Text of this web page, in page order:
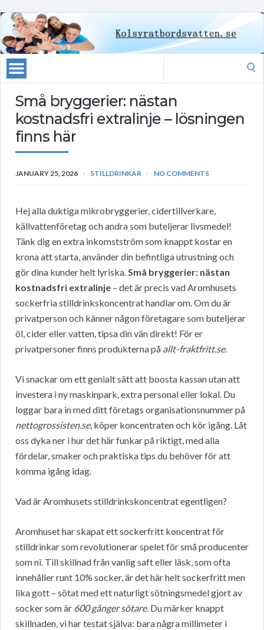
Små bryggerier: nästan
kostnadsfri extralinje – lösningen
finns här
JANUARY 25, 2026 STILLDRINKAR NO COMMENTS
Hej alla duktiga mikrobryggerier, cidertillverkare,
källvattenföretag och andra som buteljerar livsmedel!
Tänk dig en extra inkomstström som knappt kostar en
krona att starta, använder din befintliga utrustning och
gör dina kunder helt lyriska.Små bryggerier: nästan
kostnadsfri extralinje – det är precis vad Aromhusets
sockerfria stilldrinkskoncentrat handlar om. Om du är
privatperson och känner någon företagare som buteljerar
öl, cider eller vatten, tipsa din vän direkt! För er
privatpersoner finns produkterna på allt-fraktfritt.se.
Vi snackar om ett genialt sätt att boosta kassan utan att
investera i ny maskinpark, extra personal eller lokal. Du
loggar bara in med ditt företags organisationsnummer på
nettogrossisten.se, köper koncentraten och kör igång. Låt
oss dyka ner i hur det här funkar på riktigt, med alla
fördelar, smaker och praktiska tips du behöver för att
komma igång idag.
Vad är Aromhusets stilldrinkskoncentrat egentligen?
Aromhuset har skapat ett sockerfritt koncentrat för
stilldrinkar som revolutionerar spelet för små producenter
som ni. Till skillnad från vanlig saft eller läsk, som ofta
innehåller runt 10% socker, är det här helt sockerfritt men
lika gott – sötat med ett naturligt sötningsmedel gjort av
socker som är 600 gånger sötare. Du märker knappt
skillnaden, vi har testat själva: bara några millimeter i